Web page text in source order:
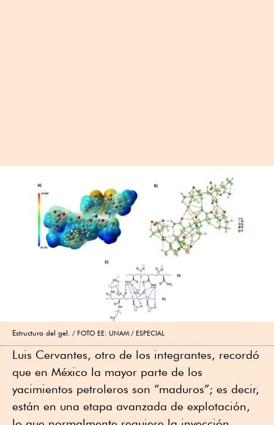
Estructura del gel. FOTO EE: UNAM / ESPECIAL
Luis Cervantes, otro de los integrantes, recordó
que en México la mayor parte de los
yacimientos petroleros son “maduros”; es decir,
están en una etapa avanzada de explotación,